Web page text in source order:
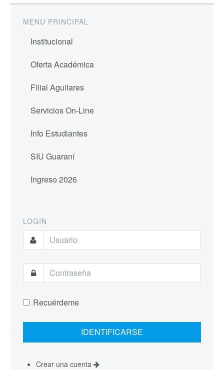
MENU PRINCIPAL
Institucional
Oferta Académica
Filial Aguilares
Servicios On-Line
Info Estudiantes
SIU Guaraní
Ingreso 2026
LOGIN
Recuérdeme
Crear una cuenta